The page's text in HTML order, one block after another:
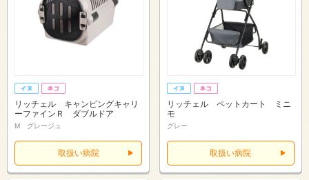
リッチェル キャンピングキャリ
ーファインＲ ダブルドア
M グレージュ
取扱い病院
リッチェル ペットカート ミニ
モ
グレー
取扱い病院